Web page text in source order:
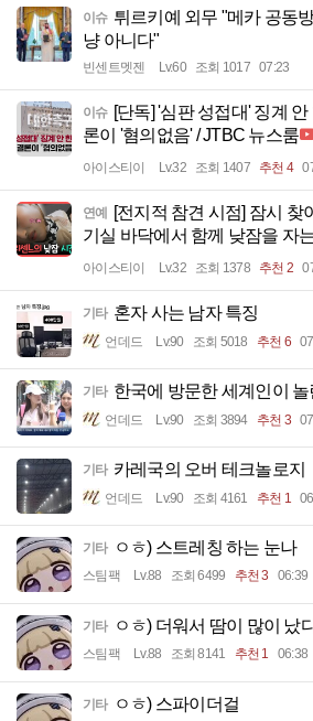
이슈 튀르키예 외무 "메카 공동
냥 아니다"
빈센트멧젠 Lv.60 조회 1017 07:23
이슈 [단독] '심판 성접대' 징계
론이 '혐의없음' / JTBC 뉴스룸
아이스티이 Lv.32 조회 1407 추천 4
연예 [전지적 참견 시점] 잠시 찾
기실 바닥에서 함께 낮잠을 자
아이스티이 Lv.32 조회 1378 추천 2
기타 혼자 사는 남자 특징
언데드 Lv.90 조회 5018 추천 6
기타 한국에 방문한 세계인이 놀
언데드 Lv.90 조회 3894 추천 3
기타 카레국의 오버 테크놀로지
언데드 Lv.90 조회 4161 추천 1
기타 ㅇㅎ) 스트레칭 하는 눈나
스팀팩 Lv.88 조회 6499 추천 3 06:39
기타 ㅇㅎ) 더워서 땀이 많이 났
스팀팩 Lv.88 조회 8141 추천 1 06:38
기타 ㅇㅎ) 스파이더걸